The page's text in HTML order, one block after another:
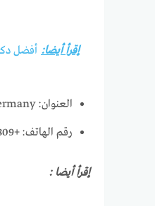
إقرأ أيضا: أفضل
العنوان: Takustraße 1, 50825 Köln, Germany
رقم الهاتف: +49221554809
إقرأ أيضا :